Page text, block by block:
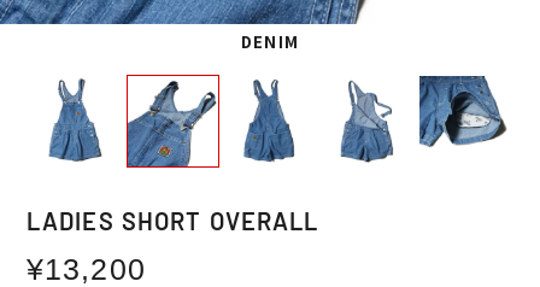
DENIM
LADIES SHORT OVERALL
通
¥13,200